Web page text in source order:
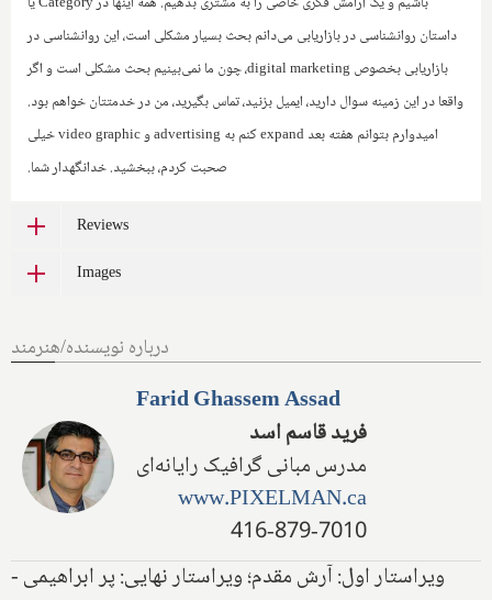
داستان روانشناسی در بازاریابی می‌دانم بحث بسیار مشکلی است، این روانشناسی در
بازاریابی بخصوصdigital marketing، چون ما نمی‌بینیم بحث مشکلی است و اگر
واقعا در این زمینه سوال دارید، ایمیل بزنید، تماس بگیرید، من در خدمتتان خواهم بود‌.
‌امیدوارم بتوانم هفته بعدexpandکنم بهadvertisingوvideo graphicخیلی
صحبت کردم، ببخشید. خدانگهدار شما.
Reviews
Images
درباره نویسنده/هنرمند
Farid Ghassem Assad
فرید قاسم اسد
مدرس مبانی گرافیک رایانه‌ای
www.PIXELMAN.ca
416-879-7010
ویراستار اول: آرش مقدم؛ ویراستار نهایی: پر ابراهیمی -